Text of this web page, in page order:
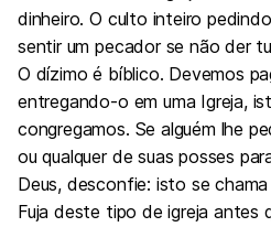
dinheiro. O culto inteiro
sentir um pecador se não der
O dízimo é bíblico. Devemos
entregando-o em uma Igreja,
congregamos. Se alguém lhe
ou qualquer de suas posses
Deus, desconfie: isto se
Fuja deste tipo de igreja antes